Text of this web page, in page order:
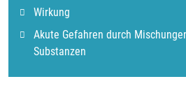
Wirkung
Akute Gefahren durch
Substanzen